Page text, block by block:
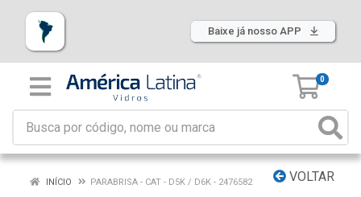
Baixe já nosso APP
0
VOLTAR
INÍCIO PARABRISA - CAT - D5K / D6K - 2476582